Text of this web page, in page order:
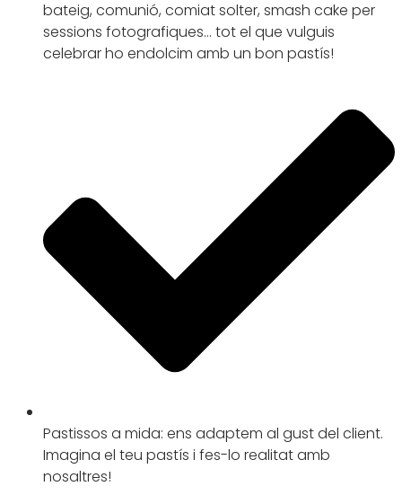
bateig, comunió, comiat solter, smash cake per
sessions fotografiques… tot el que vulguis
celebrar ho endolcim amb un bon pastís!
Pastissos a mida: ens adaptem al gust del client.
Imagina el teu pastís i fes-lo realitat amb
nosaltres!